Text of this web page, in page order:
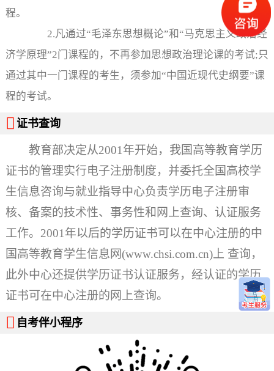
程。
2.凡通过“毛泽东思想概论”和“马克思主义政治经
济学原理”2门课程的，不再参加思想政治理论课的考试;只
通过其中一门课程的考生，须参加“中国近现代史纲要”课
程的考试。
 证书查询
教育部决定从2001年开始，我国高等教育学历
证书的管理实行电子注册制度，并委托全国高校学
生信息咨询与就业指导中心负责学历电子注册审
核、备案的技术性、事务性和网上查询、认证服务
工作。2001年以后的学历证书可以在中心注册的中
国高等教育学生信息网(www.chsi.com.cn)上 查询，
此外中心还提供学历证书认证服务，经认证的学历
证书可在中心注册的网上查询。
 自考伴小程序